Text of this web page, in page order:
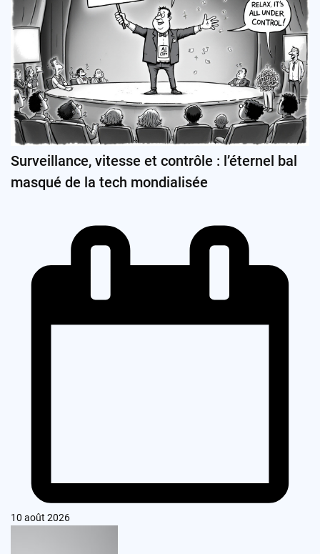
Surveillance, vitesse et contrôle : l’éternel bal
masqué de la tech mondialisée
10 août 2026